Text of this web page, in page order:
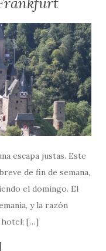
escapa justas. Este
de fin de semana,
el domingo. El
y la razón
hotel; […]